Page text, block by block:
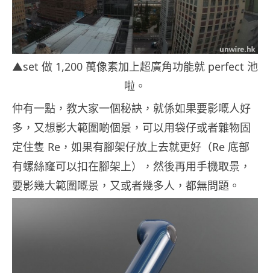
▲set 做 1,200 萬像素加上超廣角功能就 perfect 池
啦。
仲有一點，教大家一個秘訣，就係如果要影嘅人好
多，又想影大範圍啲個景，可以用袋仔或者雜物固
定住隻 Re，如果有腳架仔放上去就更好（Re 底部
有螺絲窿可以扣在腳架上），然後再用手機取景，
要影幾大範圍嘅景，又或者幾多人，都無問題。